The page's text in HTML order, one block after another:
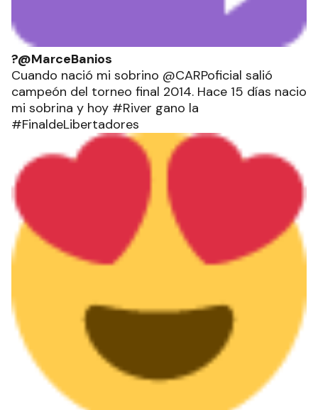
?@MarceBanios
Cuando nació mi sobrino @CARPoficial salió
campeón del torneo final 2014. Hace 15 días nacio
mi sobrina y hoy #River gano la
#FinaldeLibertadores